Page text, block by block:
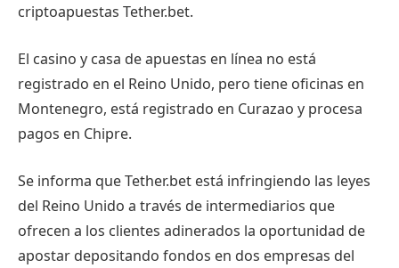
criptoapuestas Tether.bet.
El casino y casa de apuestas en línea no está
registrado en el Reino Unido, pero tiene oficinas en
Montenegro, está registrado en Curazao y procesa
pagos en Chipre.
Se informa que Tether.bet está infringiendo las leyes
del Reino Unido a través de intermediarios que
ofrecen a los clientes adinerados la oportunidad de
apostar depositando fondos en dos empresas del